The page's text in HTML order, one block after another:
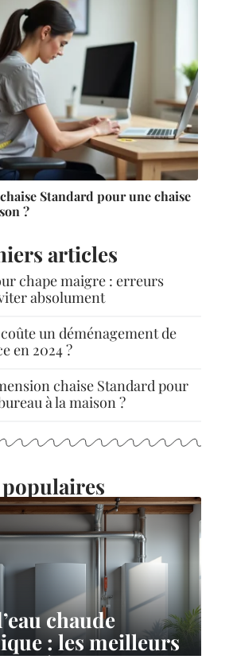
Standard pour une chaise
?
articles
chape maigre : erreurs
absolument
un déménagement de
en 2024 ?
chaise Standard pour
à la maison ?
chaude
: les meilleurs